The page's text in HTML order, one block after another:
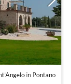
in Pontano